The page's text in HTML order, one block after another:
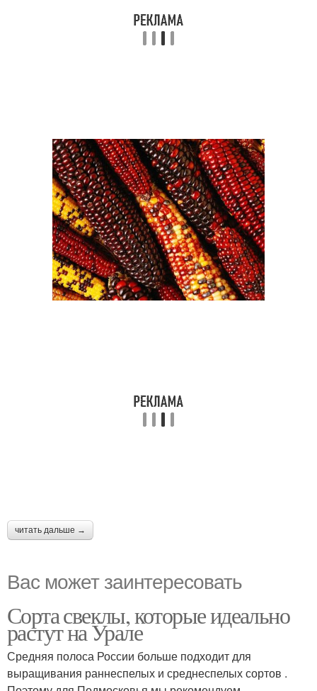
читать дальше →
Вас может заинтересовать
Сорта свеклы, которые идеально
растут на Урале
Средняя полоса России больше подходит для
выращивания раннеспелых и среднеспелых сортов .